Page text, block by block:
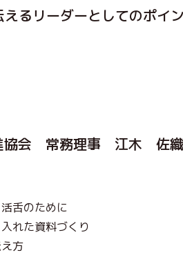
るリーダーとしてのポイ
協会 常務理事 江木 佐織
舌のために
れた資料づくり
方